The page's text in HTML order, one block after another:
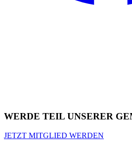
WERDE TEIL UNSERER
JETZT MITGLIED WERDEN